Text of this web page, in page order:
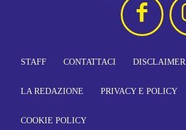
STAFF CONTATTACI DISCLAIMER
LA REDAZIONE PRIVACY E POLICY
COOKIE POLICY